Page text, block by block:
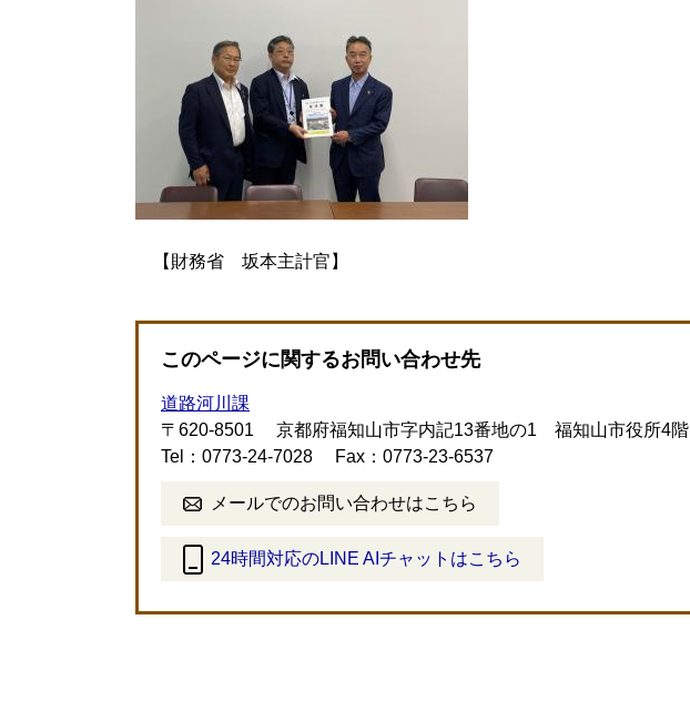
【財務省 坂本主計官】
このページに関するお問い合わせ先
道路河川課
〒620-8501
京都府福知山市字内記13番地の1 福知山市役所4階
Tel：0773-24-7028
Fax：0773-23-6537
メールでのお問い合わせはこちら
24時間対応のLINE AIチャットはこちら
外